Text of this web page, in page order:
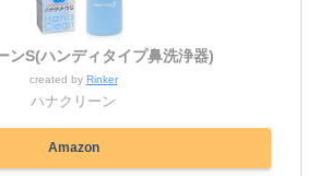
ンS(ハンディタイプ鼻洗浄器)
created by Rinker
ハナクリーン
Amazon